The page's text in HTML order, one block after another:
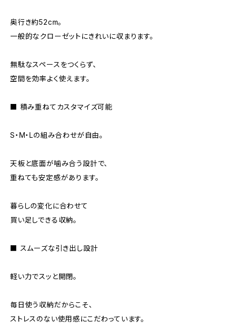
奥行き約52cm。
一般的なクローゼットにきれいに収まります。
無駄なスペースをつくらず、
空間を効率よく使えます。
■ 積み重ねてカスタマイズ可能
S・M・Lの組み合わせが自由。
天板と底面が噛み合う設計で、
重ねても安定感があります。
暮らしの変化に合わせて
買い足しできる収納。
■ スムーズな引き出し設計
軽い力でスッと開閉。
毎日使う収納だからこそ、
ストレスのない使用感にこだわっています。